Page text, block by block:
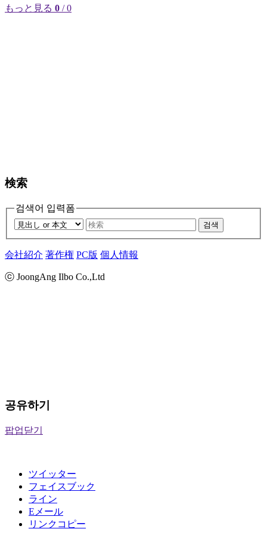
もっと見る 0 / 0
検索
검색어 입력폼
검색
会社紹介 著作権 PC版 個人情報
ⓒ JoongAng Ilbo Co.,Ltd
공유하기
팝업닫기
ツイッター
フェイスブック
ライン
Eメール
リンクコピー